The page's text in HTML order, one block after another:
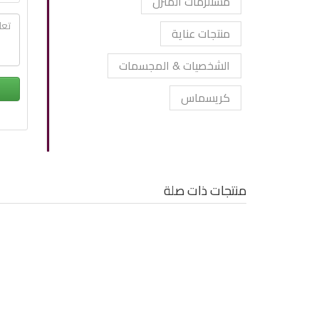
منتجات عناية
الشخصيات & المجسمات
كريسماس
منتجات ذات صلة